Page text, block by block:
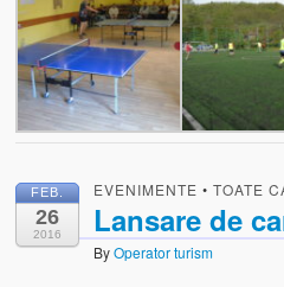
FEB.
26
2016
EVENIMENTE •TOATE
Lansare de
ByOperator turism